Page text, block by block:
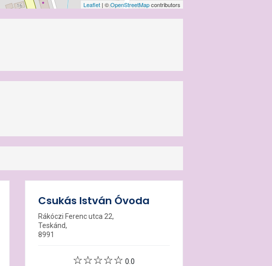
Leaflet | ©OpenStreetMapcontributors
Csukás István Óvoda
Rákóczi Ferenc utca 22,
Teskánd,
8991
0.0